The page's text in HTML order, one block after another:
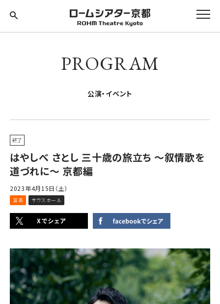
PROGRAM
公演・イベント
終了
はやしべ さとし 三十歳の旅立ち ～叙情歌を
道づれに～ 京都編
2023年4月15日（土）
音楽 サウスホール